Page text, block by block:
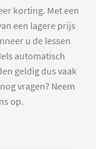
korting. Met een
een lagere prijs
u de lessen
automatisch
geldig dus vaak
vragen? Neem
op.